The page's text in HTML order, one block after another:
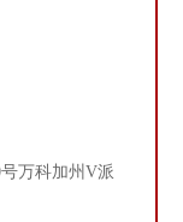
万科加州V派